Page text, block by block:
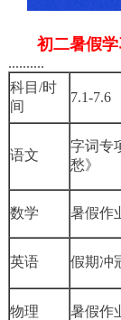
初二暑假
..........
科目/时
间
7.1-7.6
语文
字词专
愁》
数学 暑假作
英语 假期冲
物理 暑假作